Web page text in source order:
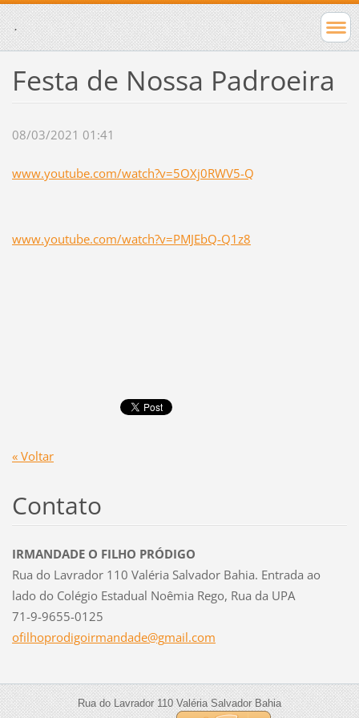
.
Festa de Nossa Padroeira
08/03/2021 01:41
www.youtube.com/watch?v=5OXj0RWV5-Q
www.youtube.com/watch?v=PMJEbQ-Q1z8
« Voltar
Contato
IRMANDADE O FILHO PRÓDIGO
Rua do Lavrador 110 Valéria Salvador Bahia. Entrada ao
lado do Colégio Estadual Noêmia Rego, Rua da UPA
71-9-9655-0125
ofilhoprodigoirmandade@gmail.com
Rua do Lavrador 110 Valéria Salvador Bahia